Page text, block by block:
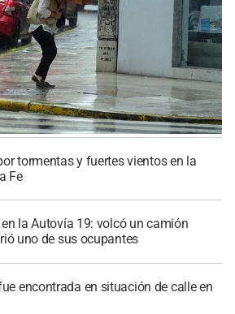
tormentas y fuertes vientos en la
Fe
la Autovía 19: volcó un camión
uno de sus ocupantes
encontrada en situación de calle en